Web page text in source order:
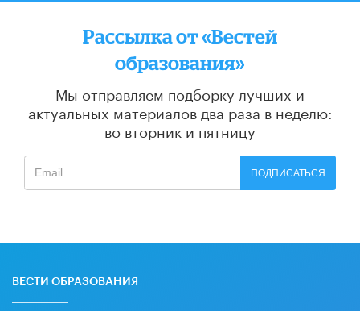
Рассылка от «Вестей
образования»
Мы отправляем подборку лучших и
актуальных материалов два раза в неделю:
во вторник и пятницу
ПОДПИСАТЬСЯ
ВЕСТИ ОБРАЗОВАНИЯ